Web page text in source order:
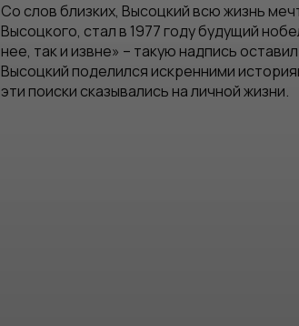
Со слов близких, Высоцкий всю жизнь
Высоцкого, стал в 1977 году будущий
нее, так и извне» – такую надпись
Высоцкий поделился искренними
эти поиски сказывались на личной жизни.